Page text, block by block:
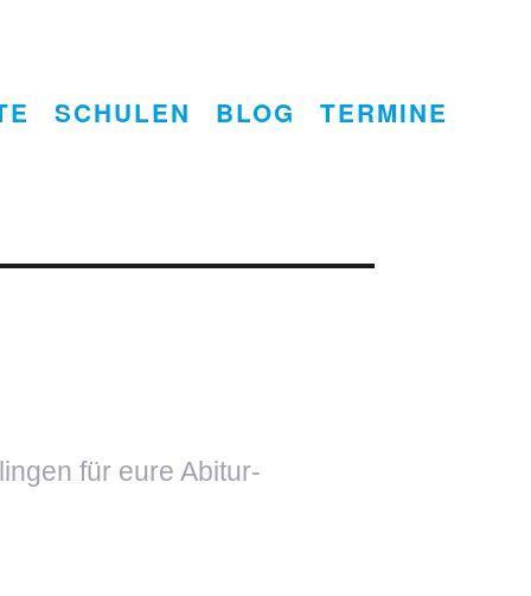
TERMINE
BLOG
SCHULEN
für eure Abitur-